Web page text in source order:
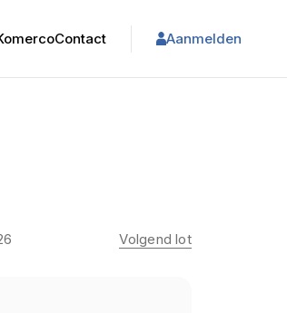
Contact Aanmelden
Volgend lot